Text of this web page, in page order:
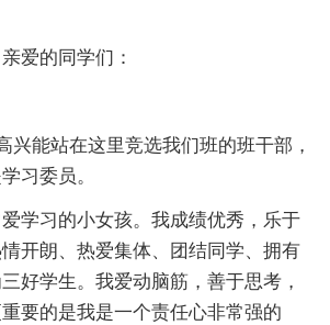
爱的同学们：
兴能站在这里竞选我们班的班干部，
习委员。
学习的小女孩。我成绩优秀，乐于
开朗、热爱集体、团结同学、拥有
好学生。我爱动脑筋，善于思考，
要的是我是一个责任心非常强的